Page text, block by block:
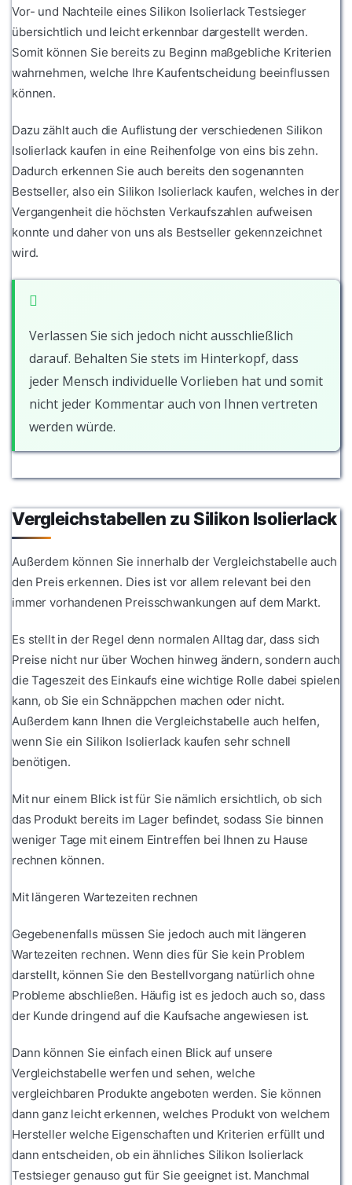
Vor- und Nachteile eines Silikon Isolierlack Testsieger
übersichtlich und leicht erkennbar dargestellt werden.
Somit können Sie bereits zu Beginn maßgebliche Kriterien
wahrnehmen, welche Ihre Kaufentscheidung beeinflussen
können.
Dazu zählt auch die Auflistung der verschiedenen Silikon
Isolierlack kaufen in eine Reihenfolge von eins bis zehn.
Dadurch erkennen Sie auch bereits den sogenannten
Bestseller, also ein Silikon Isolierlack kaufen, welches in der
Vergangenheit die höchsten Verkaufszahlen aufweisen
konnte und daher von uns als Bestseller gekennzeichnet
wird.
Verlassen Sie sich jedoch nicht ausschließlich
darauf. Behalten Sie stets im Hinterkopf, dass
jeder Mensch individuelle Vorlieben hat und somit
nicht jeder Kommentar auch von Ihnen vertreten
werden würde.
Vergleichstabellen zu Silikon Isolierlack
Außerdem können Sie innerhalb der Vergleichstabelle auch
den Preis erkennen. Dies ist vor allem relevant bei den
immer vorhandenen Preisschwankungen auf dem Markt.
Es stellt in der Regel denn normalen Alltag dar, dass sich
Preise nicht nur über Wochen hinweg ändern, sondern auch
die Tageszeit des Einkaufs eine wichtige Rolle dabei spielen
kann, ob Sie ein Schnäppchen machen oder nicht.
Außerdem kann Ihnen die Vergleichstabelle auch helfen,
wenn Sie ein Silikon Isolierlack kaufen sehr schnell
benötigen.
Mit nur einem Blick ist für Sie nämlich ersichtlich, ob sich
das Produkt bereits im Lager befindet, sodass Sie binnen
weniger Tage mit einem Eintreffen bei Ihnen zu Hause
rechnen können.
Mit längeren Wartezeiten rechnen
Gegebenenfalls müssen Sie jedoch auch mit längeren
Wartezeiten rechnen. Wenn dies für Sie kein Problem
darstellt, können Sie den Bestellvorgang natürlich ohne
Probleme abschließen. Häufig ist es jedoch auch so, dass
der Kunde dringend auf die Kaufsache angewiesen ist.
Dann können Sie einfach einen Blick auf unsere
Vergleichstabelle werfen und sehen, welche
vergleichbaren Produkte angeboten werden. Sie können
dann ganz leicht erkennen, welches Produkt von welchem
Hersteller welche Eigenschaften und Kriterien erfüllt und
dann entscheiden, ob ein ähnliches Silikon Isolierlack
Testsieger genauso gut für Sie geeignet ist. Manchmal